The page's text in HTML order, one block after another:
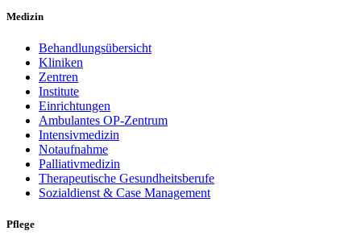
Medizin
Behandlungsübersicht
Kliniken
Zentren
Institute
Einrichtungen
Ambulantes OP-Zentrum
Intensivmedizin
Notaufnahme
Palliativmedizin
Therapeutische Gesundheitsberufe
Sozialdienst & Case Management
Pflege